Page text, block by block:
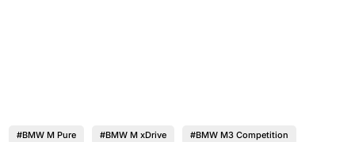
#BMW M Pure #BMW M xDrive #BMW M3 Competition